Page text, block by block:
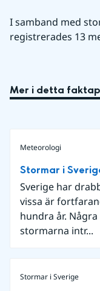
I samband med
registrerades 13
Mer i detta
Meteorologi
Stormar i
Sverige har
vissa är
hundra år.
stormarna intr...
Stormar i Sverige